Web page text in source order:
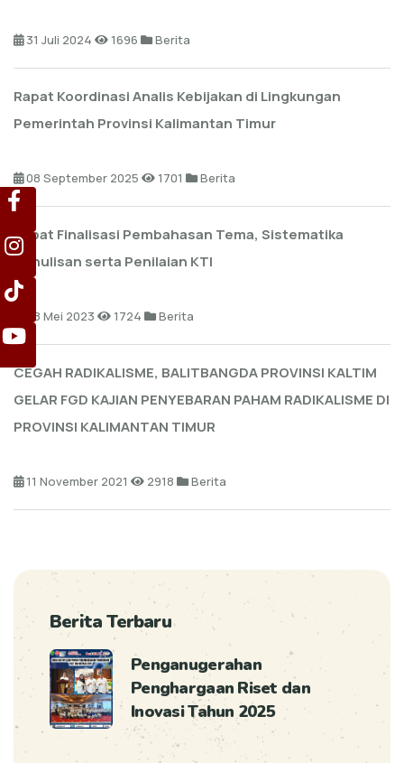
31 Juli 2024 1696 Berita
Rapat Koordinasi Analis Kebijakan di Lingkungan
Pemerintah Provinsi Kalimantan Timur
08 September 2025 1701 Berita
Rapat Finalisasi Pembahasan Tema, Sistematika
Penulisan serta Penilaian KTI
08 Mei 2023 1724 Berita
CEGAH RADIKALISME, BALITBANGDA PROVINSI KALTIM
GELAR FGD KAJIAN PENYEBARAN PAHAM RADIKALISME DI
PROVINSI KALIMANTAN TIMUR
11 November 2021 2918 Berita
Berita Terbaru
Penganugerahan
Penghargaan Riset dan
Inovasi Tahun 2025